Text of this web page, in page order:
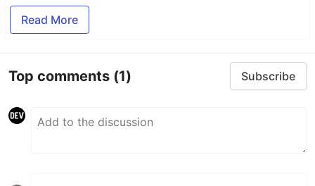
Read More
Top comments (1) Subscribe